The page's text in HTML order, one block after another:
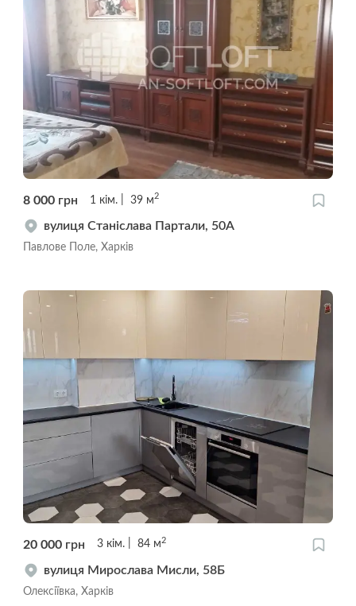
8 000 грн 1 кім. 39 м2
вулиця Станіслава Партали, 50А
Павлове Поле, Харків
20 000 грн 3 кім. 84 м 2
вулиця Мирослава Мисли, 58Б
Олексіївка, Харків